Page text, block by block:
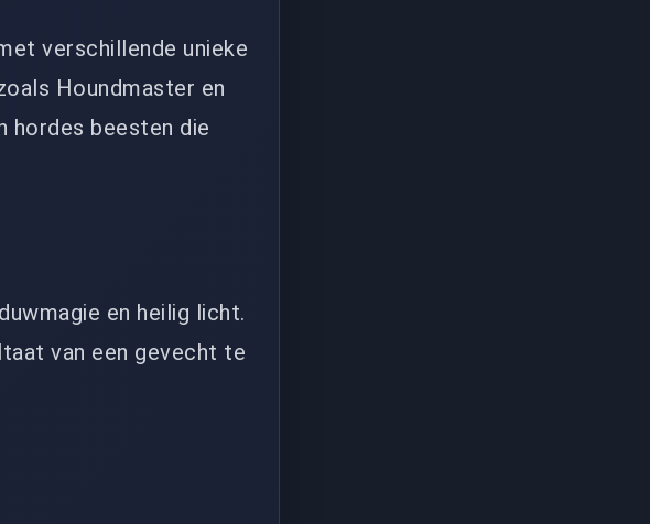
verschillende unieke
Houndmaster en
hordes beesten die
en heilig licht.
van een gevecht te